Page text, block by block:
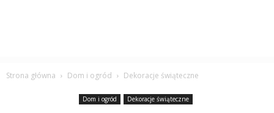
Strona główna Dom i ogród Dekoracje świąteczne
Dom i ogród Dekoracje świąteczne